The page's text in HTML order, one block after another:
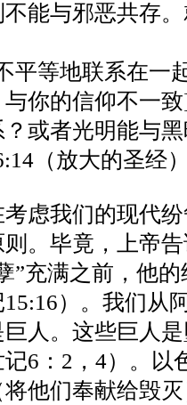
能与邪恶共存
平等地联系在一
你的信仰不一致
或者光明能与
（放大的圣经
虑我们的现代
。毕竟，上帝
”充满之前，他
15:16）。我们从
人。这些巨人
记6 ： 2 ， 4）。以
他们奉献给毁